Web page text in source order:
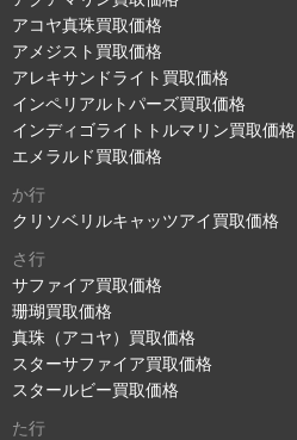
アコヤ真珠買取価格
アメジスト買取価格
アレキサンドライト買取価格
インペリアルトパーズ買取価格
インディゴライトトルマリン買取価格
エメラルド買取価格
か行
クリソベリルキャッツアイ買取価格
さ行
サファイア買取価格
珊瑚買取価格
真珠（アコヤ）買取価格
スターサファイア買取価格
スタールビー買取価格
た行